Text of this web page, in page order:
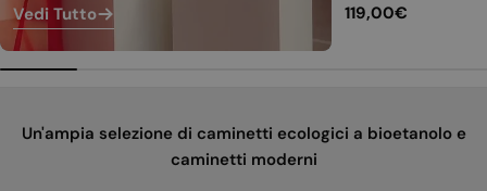
Vedi Tutto
Prezzo
119,00€
Un'ampia selezione di caminetti ecologici a bioetanolo e
caminetti moderni